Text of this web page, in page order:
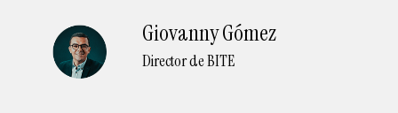
Giovanny Gómez
Director de BITE